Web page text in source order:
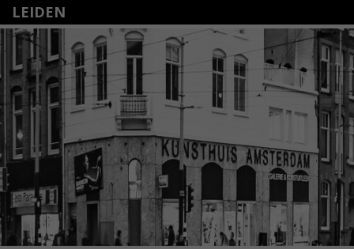
LEIDEN
Nieuwstraat 35
2312 KA Leiden
+31(0)71 – 52 84 480
info@kunsthuisleiden.nl
Lees meer